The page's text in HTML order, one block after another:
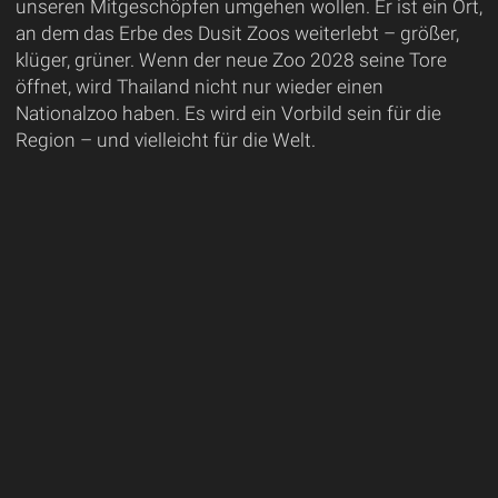
unseren Mitgeschöpfen umgehen wollen. Er ist ein Ort,
an dem das Erbe des Dusit Zoos weiterlebt – größer,
klüger, grüner. Wenn der neue Zoo 2028 seine Tore
öffnet, wird Thailand nicht nur wieder einen
Nationalzoo haben. Es wird ein Vorbild sein für die
Region – und vielleicht für die Welt.